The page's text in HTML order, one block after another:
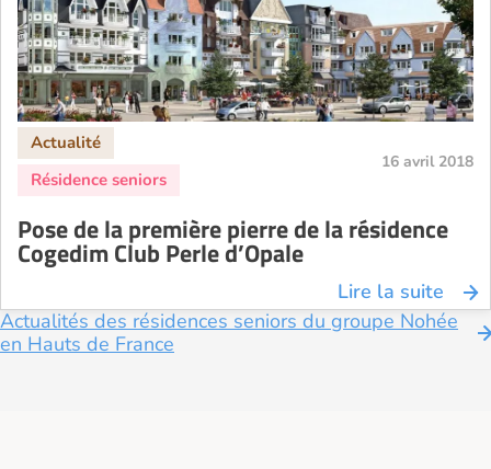
16 avril 2018
Pose de la première pierre de la résidence
Cogedim Club Perle d’Opale
Lire la suite
Actualités des résidences seniors du groupe Nohée
en Hauts de France